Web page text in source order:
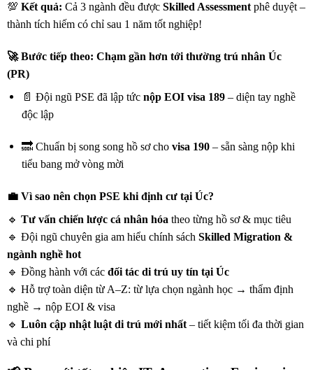
💯 Kết quả: Cả 3 ngành đều được Skilled Assessment phê duyệt –
thành tích hiếm có chỉ sau 1 năm tốt nghiệp!
🚀 Bước tiếp theo: Chạm gần hơn tới thường trú nhân Úc
(PR)
📄 Đội ngũ PSE đã lập tức nộp EOI visa 189– diện tay nghề
độc lập
🔜 Chuẩn bị song song hồ sơ cho visa 190– sẵn sàng nộp khi
tiểu bang mở vòng mời
💼 Vì sao nên chọn PSE khi định cư tại Úc?
🔹 Tư vấn chiến lược cá nhân hóa theo từng hồ sơ & mục tiêu
🔹 Đội ngũ chuyên gia am hiểu chính sách Skilled Migration &
ngành nghề hot
🔹 Đồng hành với các đối tác di trú uy tín tại Úc
🔹 Hỗ trợ toàn diện từ A–Z: từ lựa chọn ngành học → thẩm định
nghề → nộp EOI & visa
🔹 Luôn cập nhật luật di trú mới nhất – tiết kiệm tối đa thời gian
và chi phí